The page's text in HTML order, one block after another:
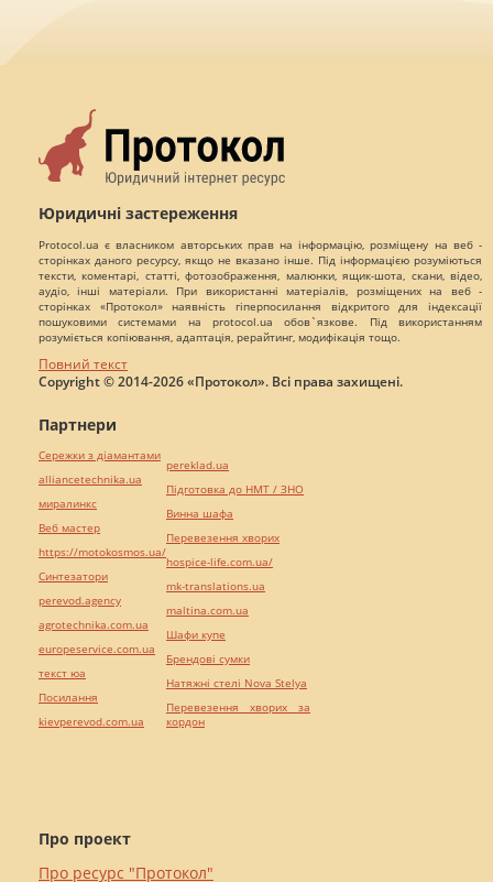
Юридичні застереження
Protocol.ua є власником авторських прав на інформацію, розміщену на веб -
сторінках даного ресурсу, якщо не вказано інше. Під інформацією розуміються
тексти, коментарі, статті, фотозображення, малюнки, ящик-шота, скани, відео,
аудіо, інші матеріали. При використанні матеріалів, розміщених на веб -
сторінках «Протокол» наявність гіперпосилання відкритого для індексації
пошуковими системами на protocol.ua обов`язкове. Під використанням
розуміється копіювання, адаптація, рерайтинг, модифікація тощо.
Повний текст
Copyright © 2014-2026 «Протокол». Всі права захищені.
Про проект
Про ресурс "Протокол"
Партнери
Сережки з діамантами
alliancetechnika.ua
миралинкс
Веб мастер
https://motokosmos.ua/
Синтезатори
perevod.agency
agrotechnika.com.ua
europeservice.com.ua
текст юа
Посилання
kievperevod.com.ua
pereklad.ua
Підготовка до НМТ / ЗНО
Винна шафа
Перевезення хворих
hospice-life.com.ua/
mk-translations.ua
maltina.com.ua
Шафи купе
Брендові сумки
Натяжні стелі Nova Stelya
Перевезення хворих за
кордон